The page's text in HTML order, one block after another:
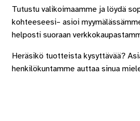
Tutustu valikoimaamme ja löydä
kohteeseesi– asioi
helposti suoraan
Heräsikö tuotteista kysyttävää?
henkilökuntamme auttaa sinua